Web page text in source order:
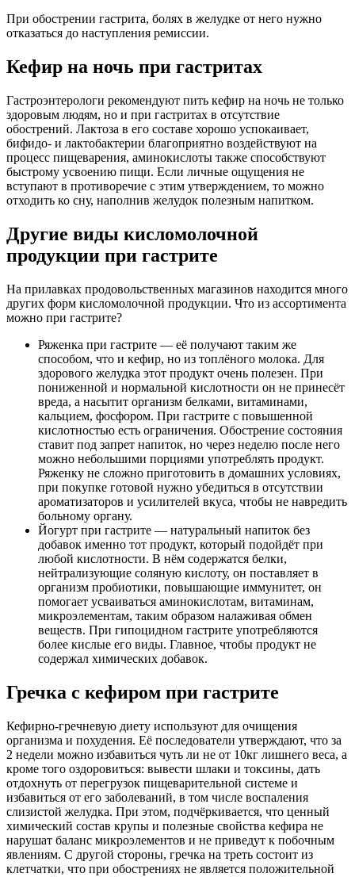
При обострении гастрита, болях в желудке от него нужно
отказаться до наступления ремиссии.
Кефир на ночь при гастритах
Гастроэнтерологи рекомендуют пить кефир на ночь не только
здоровым людям, но и при гастритах в отсутствие
обострений. Лактоза в его составе хорошо успокаивает,
бифидо- и лактобактерии благоприятно воздействуют на
процесс пищеварения, аминокислоты также способствуют
быстрому усвоению пищи. Если личные ощущения не
вступают в противоречие с этим утверждением, то можно
отходить ко сну, наполнив желудок полезным напитком.
Другие виды кисломолочной
продукции при гастрите
На прилавках продовольственных магазинов находится много
других форм кисломолочной продукции. Что из ассортимента
можно при гастрите?
Ряженка при гастрите — её получают таким же
способом, что и кефир, но из топлёного молока. Для
здорового желудка этот продукт очень полезен. При
пониженной и нормальной кислотности он не принесёт
вреда, а насытит организм белками, витаминами,
кальцием, фосфором. При гастрите с повышенной
кислотностью есть ограничения. Обострение состояния
ставит под запрет напиток, но через неделю после него
можно небольшими порциями употреблять продукт.
Ряженку не сложно приготовить в домашних условиях,
при покупке готовой нужно убедиться в отсутствии
ароматизаторов и усилителей вкуса, чтобы не навредить
больному органу.
Йогурт при гастрите — натуральный напиток без
добавок именно тот продукт, который подойдёт при
любой кислотности. В нём содержатся белки,
нейтрализующие соляную кислоту, он поставляет в
организм пробиотики, повышающие иммунитет, он
помогает усваиваться аминокислотам, витаминам,
микроэлементам, таким образом налаживая обмен
веществ. При гипоцидном гастрите употребляются
более кислые его виды. Главное, чтобы продукт не
содержал химических добавок.
Гречка с кефиром при гастрите
Кефирно-гречневую диету используют для очищения
организма и похудения. Её последователи утверждают, что за
2 недели можно избавиться чуть ли не от 10кг лишнего веса, а
кроме того оздоровиться: вывести шлаки и токсины, дать
отдохнуть от перегрузок пищеварительной системе и
избавиться от его заболеваний, в том числе воспаления
слизистой желудка. При этом, подчёркивается, что ценный
химический состав крупы и полезные свойства кефира не
нарушат баланс микроэлементов и не приведут к побочным
явлениям. С другой стороны, гречка на треть состоит из
клетчатки, что при обострениях не является положительной